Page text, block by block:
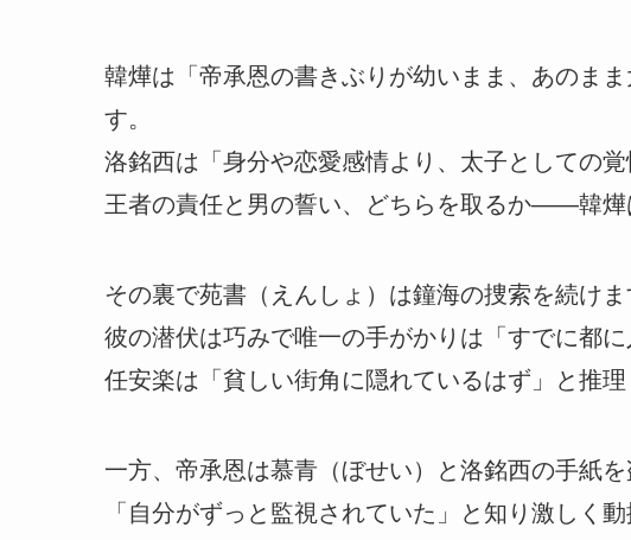
韓燁は「帝承恩の書きぶりが幼いまま、あのま
す。
洛銘西は「身分や恋愛感情より、太子としての覚
王者の責任と男の誓い、どちらを取るか――韓燁
その裏で苑書（えんしょ）は鐘海の捜索を続けま
彼の潜伏は巧みで唯一の手がかりは「すでに都に
任安楽は「貧しい街角に隠れているはず」と推理
一方、帝承恩は慕青（ぼせい）と洛銘西の手紙を
「自分がずっと監視されていた」と知り激しく動